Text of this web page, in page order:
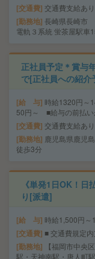
交通費 交通費支給あり
勤務地 長崎県長崎市
電軌３系統 蛍茶屋駅車
正社員予定＊賞与
で[正社員への紹介
給 与 時給1320円～
50円～ ■給与の前払い
交通費 交通費支給あり
勤務地 鹿児島県鹿児
徒歩3分
《単発1日OK！
り[派遣]
給 与 時給1,500円～
交通費 ■ 交通費規定
勤務地
【福岡市中央
駅・天神南駅・唐人町